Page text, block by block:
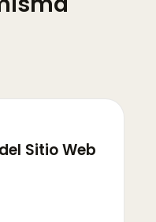
Sitio Web